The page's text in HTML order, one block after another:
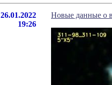
26.01.2022
19:26
Новые данные о